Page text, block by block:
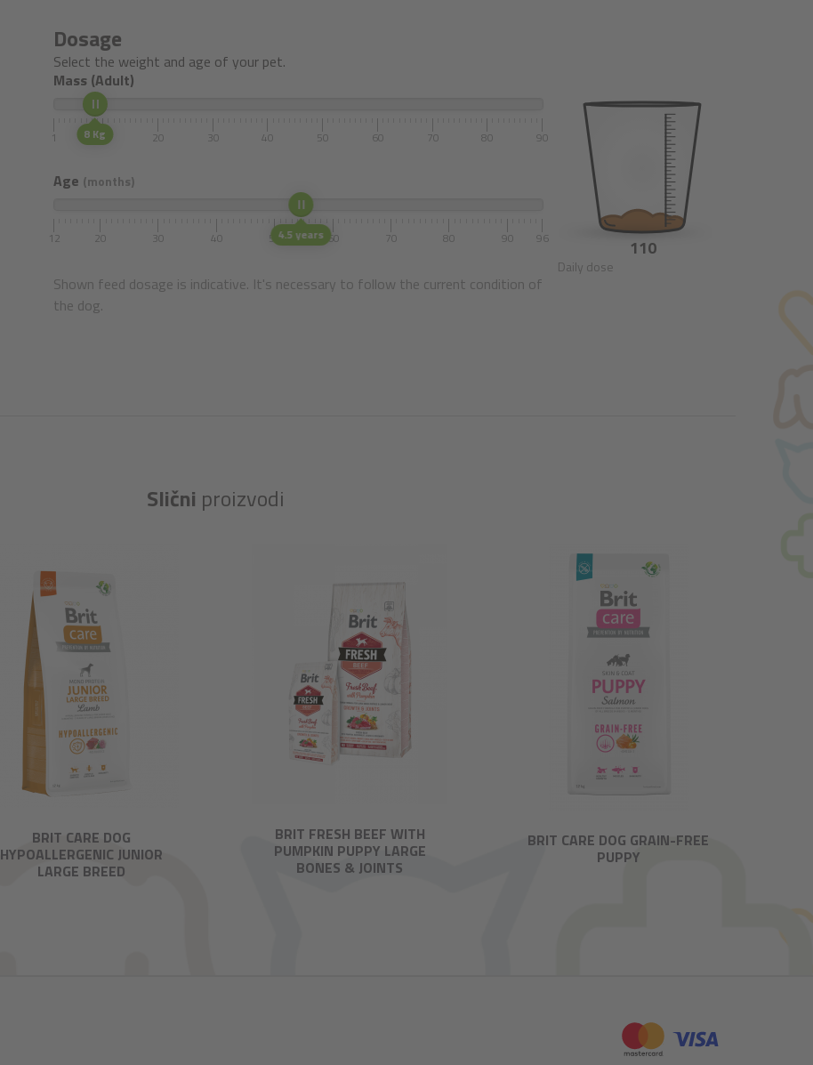
Dosage
Select the weight and age of your pet.
Mass (Adult)
8 Kg
1 10 20 30 40 50 60 70 80 90
Age (months)
4.5 years
12 20 30 40 50 60 70 80 90 96
Shown feed dosage is indicative. It's necessary to follow the current condition of
the dog.
110
Daily dose
Slični proizvodi
BRIT CARE DOG
HYPOALLERGENIC JUNIOR
LARGE BREED
BRIT FRESH BEEF WITH
PUMPKIN PUPPY LARGE
BONES & JOINTS
BRIT CARE DOG GRAIN-FREE
PUPPY